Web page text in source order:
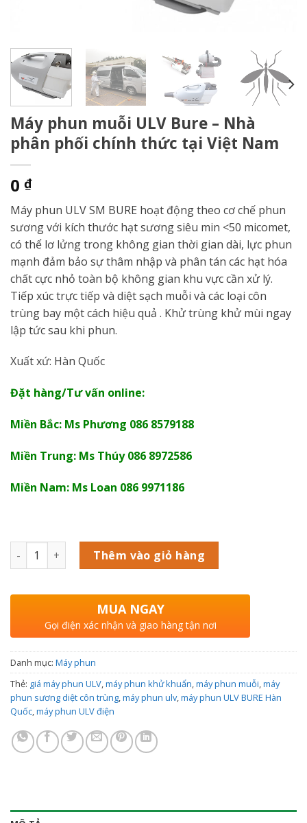
Máy phun muỗi ULV Bure – Nhà
phân phối chính thức tại Việt Nam
0 ₫
Máy phun ULV SM BURE hoạt động theo cơ chế phun
sương với kích thước hạt sương siêu min <50 micomet,
có thể lơ lửng trong không gian thời gian dài, lực phun
mạnh đảm bảo sự thâm nhập và phân tán các hạt hóa
chất cực nhỏ toàn bộ không gian khu vực cần xử lý.
Tiếp xúc trực tiếp và diệt sạch muỗi và các loại côn
trùng bay một cách hiệu quả . Khử trùng khử mùi ngay
lập tức sau khi phun.
Xuất xứ: Hàn Quốc
Đặt hàng/Tư vấn online:
Miền Bắc: Ms Phương 086 8579188
Miền Trung: Ms Thúy 086 8972586
Miền Nam: Ms Loan 086 9971186
Số lượng Thêm vào giỏ hàng
MUA NGAY
Gọi điện xác nhận và giao hàng tận nơi
Danh mục: Máy phun
Thẻ: giá máy phun ULV,máy phun khử khuẩn,máy phun muỗi,máy
phun sương diệt côn trùng,máy phun ulv,máy phun ULV BURE Hàn
Quốc,máy phun ULV điện